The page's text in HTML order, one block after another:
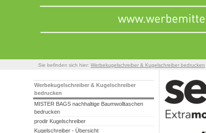
Sie befinden sich hier: Werbekugelschreiber & Kugelschreiber bedrucken
Werbekugelschreiber & Kugelschreiber
bedrucken
MISTER BAGS nachhaltige Baumwolltaschen
bedrucken
prodir Kugelschreiber
Kugelschreiber - Übersicht